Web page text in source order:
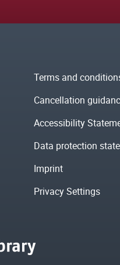
Terms and
Cancellation
Accessibility
Data protection
Imprint
Privacy Settings